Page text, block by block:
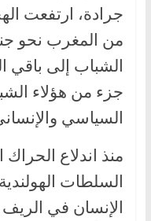
جرادة، ارتفعت
من المغرب نحو
الشباب إلى باقي
جزء من هؤلاء
السياسي
منذ اندلاع
السلطات
الإنسان في